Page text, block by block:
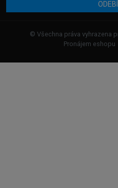
© Všechna práva vyhrazena
Pronájem eshopu